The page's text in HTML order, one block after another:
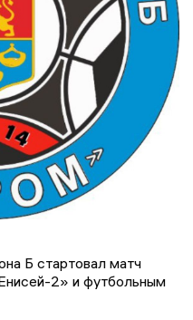
Б стартовал матч
2» и футбольным